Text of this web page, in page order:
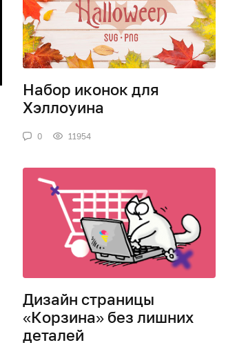
Набор иконок для
Хэллоуина
0 11954
Дизайн страницы
«Корзина» без лишних
деталей